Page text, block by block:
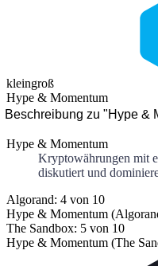
kleingroß
Hype & Momentum
Beschreibung zu "Hype &
Hype & Momentum
Kryptowährungen mit
diskutiert und
Algorand: 4 von 10
Hype & Momentum
The Sandbox: 5 von 10
Hype & Momentum (The